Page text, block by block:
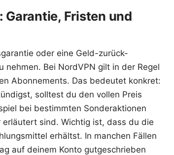
Garantie, Fristen und
oder eine Geld-zurück-
nehmen. Bei NordVPN gilt in der Regel
Abonnements. Das bedeutet konkret:
solltest du den vollen Preis
bei bestimmten Sonderaktionen
sind. Wichtig ist, dass du die
erhältst. In manchen Fällen
auf deinem Konto gutgeschrieben